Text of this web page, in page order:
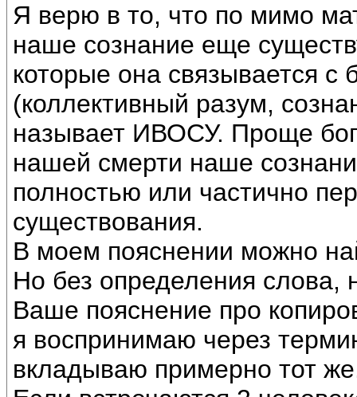
Я верю в то, что по мимо
наше сознание еще
которые она связывается
(коллективный разум,
называет ИВОСУ. Проще
нашей смерти наше
полностью или частично
существования.
В моем пояснении можно
Но без определения слова,
Ваше пояснение про
я воспринимаю через
вкладываю примерно тот